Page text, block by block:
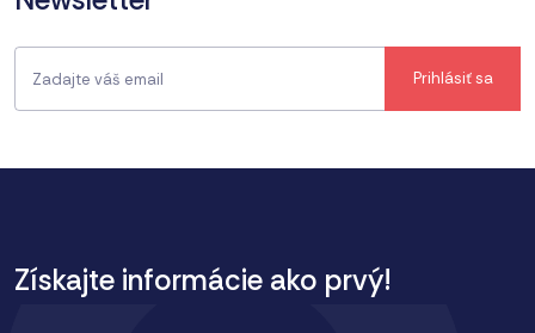
Získajte informácie ako prvý!